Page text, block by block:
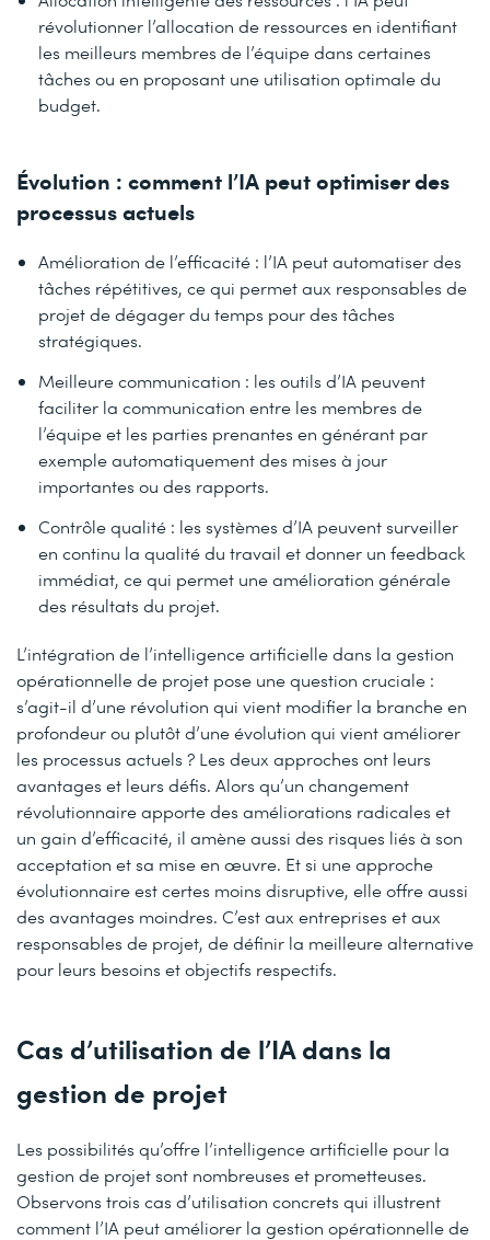
révolutionner l’allocation de ressources en identifiant
les meilleurs membres de l’équipe dans certaines
tâches ou en proposant une utilisation optimale du
budget.
Évolution : comment l’IA peut optimiser des
processus actuels
Amélioration de l’efficacité : l’IA peut automatiser des
tâches répétitives, ce qui permet aux responsables de
projet de dégager du temps pour des tâches
stratégiques.
Meilleure communication : les outils d’IA peuvent
faciliter la communication entre les membres de
l’équipe et les parties prenantes en générant par
exemple automatiquement des mises à jour
importantes ou des rapports.
Contrôle qualité : les systèmes d’IA peuvent surveiller
en continu la qualité du travail et donner un feedback
immédiat, ce qui permet une amélioration générale
des résultats du projet.
L’intégration de l’intelligence artificielle dans la gestion
opérationnelle de projet pose une question cruciale :
s’agit-il d’une révolution qui vient modifier la branche en
profondeur ou plutôt d’une évolution qui vient améliorer
les processus actuels ? Les deux approches ont leurs
avantages et leurs défis. Alors qu’un changement
révolutionnaire apporte des améliorations radicales et
un gain d’efficacité, il amène aussi des risques liés à son
acceptation et sa mise en œuvre. Et si une approche
évolutionnaire est certes moins disruptive, elle offre aussi
des avantages moindres. C’est aux entreprises et aux
responsables de projet, de définir la meilleure alternative
pour leurs besoins et objectifs respectifs.
Cas d’utilisation de l’IA dans la
gestion de projet
Les possibilités qu’offre l’intelligence artificielle pour la
gestion de projet sont nombreuses et prometteuses.
Observons trois cas d’utilisation concrets qui illustrent
comment l’IA peut améliorer la gestion opérationnelle de